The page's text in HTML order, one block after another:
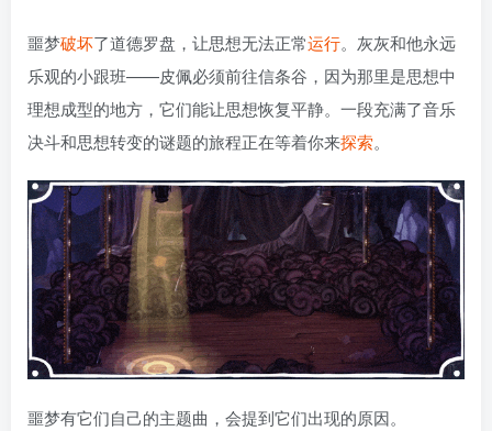
噩梦破坏了道德罗盘，让思想无法正常运行。灰灰和他永远
乐观的小跟班——皮佩必须前往信条谷，因为那里是思想中
理想成型的地方，它们能让思想恢复平静。一段充满了音乐
决斗和思想转变的谜题的旅程正在等着你来探索。
噩梦有它们自己的主题曲，会提到它们出现的原因。